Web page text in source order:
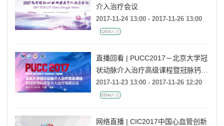
介入治疗会议
2017-11-24 13:00 - 2017-11-26 13:00
12016人次
直播回看 | PUCC2017－北京大学冠
状动脉介入治疗高级课程暨冠脉钙化
病变介入治疗高峰论坛
2017-11-23 13:00 - 2017-11-26 12:20
53344人次
网络直播 | CIC2017中国心血管创新